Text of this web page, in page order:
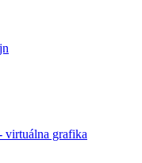
virtuálna grafika